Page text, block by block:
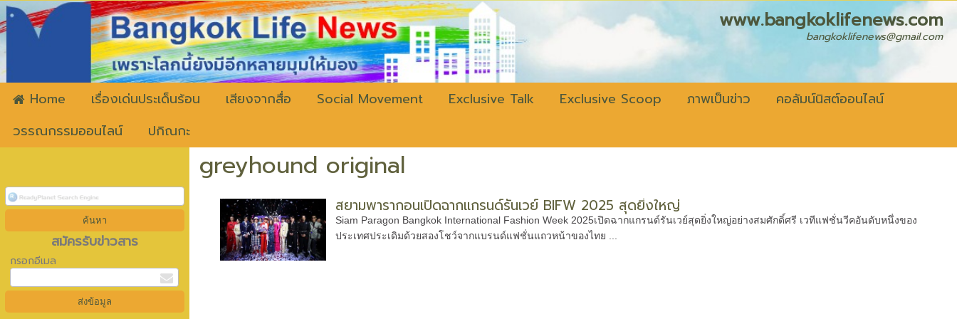
www.bangkoklifenews.com
bangkoklifenews@gmail.com
Home เรื่องเด่นประเด็นร้อน เสียงจากสื่อ Social Movement Exclusive Talk Exclusive Scoop ภาพเป็นข่าว
คอลัมน์นิสต์ออนไลน์
วรรณกรรมออนไลน์
ปกิณกะ
สมัครรับข่าวสาร
กรอกอีเมล
greyhound original
สยามพารากอนเปิดฉากแกรนด์รันเวย์ BIFW 2025 สุดยิ่งใหญ่
Siam Paragon Bangkok International Fashion Week 2025เปิดฉากแกรนด์รันเวย์สุดยิ่งใหญ่อย่างสมศักดิ์ศรี เวทีแฟชั่นวีคอันดับหนึ่งของ
ประเทศประเดิมด้วยสองโชว์จากแบรนด์แฟชั่นแถวหน้าของไทย ...